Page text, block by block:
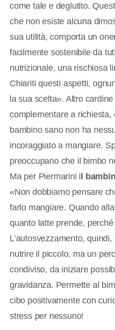
come tale e deglutito.
che non esiste alcuna
sua utilità, comporta un
facilmente sostenibile da
nutrizionale, una rischiosa
Chiariti questi aspetti,
la sua scelta». Altro
complementare a richiesta,
bambino sano non ha
incoraggiato a mangiare.
preoccupano che il bimbo
Ma per Piermarini il
«Non dobbiamo pensare
farlo mangiare. Quando
quanto latte prende,
L’autosvezzamento,
nutrire il piccolo, ma un
condiviso, da iniziare
gravidanza. Permette al
cibo positivamente con
stress per nessuno!